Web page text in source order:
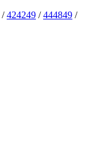
/424249 /444849 /